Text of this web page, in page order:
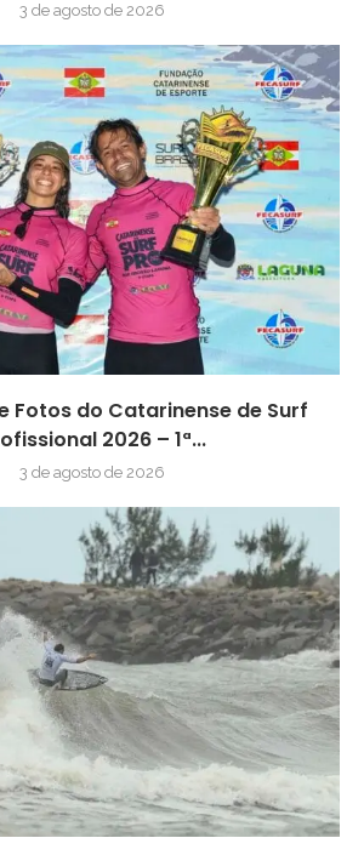
3 de agosto de 2026
Fotos do Catarinense de Surf
2026 – 1ª...
3 de agosto de 2026